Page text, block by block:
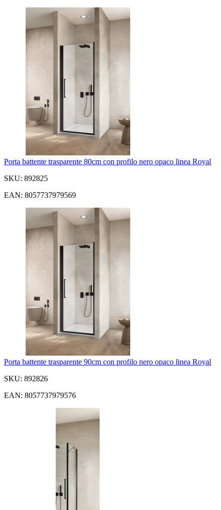
Porta battente trasparente 80cm con profilo nero opaco linea Royal
SKU: 892825
EAN: 8057737979569
Porta battente trasparente 90cm con profilo nero opaco linea Royal
SKU: 892826
EAN: 8057737979576